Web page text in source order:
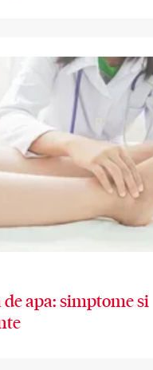
apa: simptome si